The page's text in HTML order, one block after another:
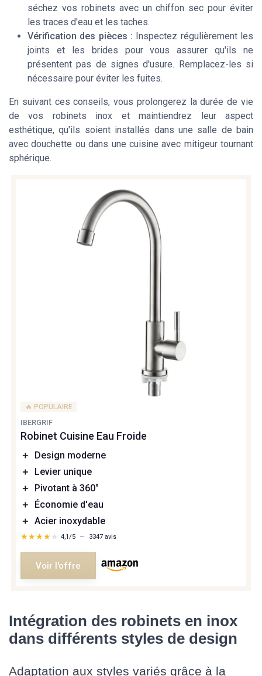
séchez vos robinets avec un chiffon sec pour éviter
les traces d'eau et les taches.
Vérification des pièces : Inspectez régulièrement les
joints et les brides pour vous assurer qu'ils ne
présentent pas de signes d'usure. Remplacez-les si
nécessaire pour éviter les fuites.
En suivant ces conseils, vous prolongerez la durée de vie
de vos robinets inox et maintiendrez leur aspect
esthétique, qu'ils soient installés dans une salle de bain
avec douchette ou dans une cuisine avec mitigeur tournant
sphérique.
🔥 POPULAIRE
IBERGRIF
Robinet Cuisine Eau Froide
＋
Design moderne
＋
Levier unique
＋
Pivotant à 360°
＋
Économie d'eau
＋ Acier inoxydable
★★★★★
★★★★★ 4,1/5 — 3347 avis
Voir l'offre
Intégration des robinets en inox
dans différents styles de design
Adaptation aux styles variés grâce à la